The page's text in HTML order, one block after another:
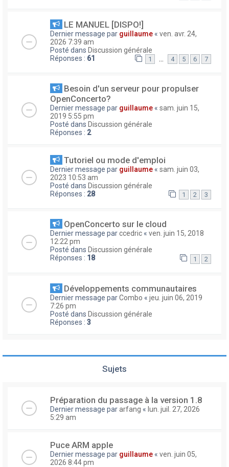
LE MANUEL [DISPO!]
Dernier message par guillaume « ven. avr. 24,
2026 7:39 am
Posté dans Discussion générale
Réponses : 61 1 … 4 5 6 7
Besoin d'un serveur pour propulser
OpenConcerto?
Dernier message par guillaume « sam. juin 15,
2019 5:55 pm
Posté dans Discussion générale
Réponses : 2
Tutoriel ou mode d'emploi
Dernier message par guillaume « sam. juin 03,
2023 10:53 am
Posté dans Discussion générale
Réponses : 28 1 2 3
OpenConcerto sur le cloud
Dernier message parccedric « ven. juin 15, 2018
12:22 pm
Posté dans Discussion générale
Réponses : 18 1 2
Développements communautaires
Dernier message parCombo « jeu. juin 06, 2019
7:26 pm
Posté dans Discussion générale
Réponses : 3
Sujets
Préparation du passage à la version 1.8
Dernier message pararfang « lun. juil. 27, 2026
5:29 am
Puce ARM apple
Dernier message par guillaume « ven. juin 05,
2026 8:44 pm